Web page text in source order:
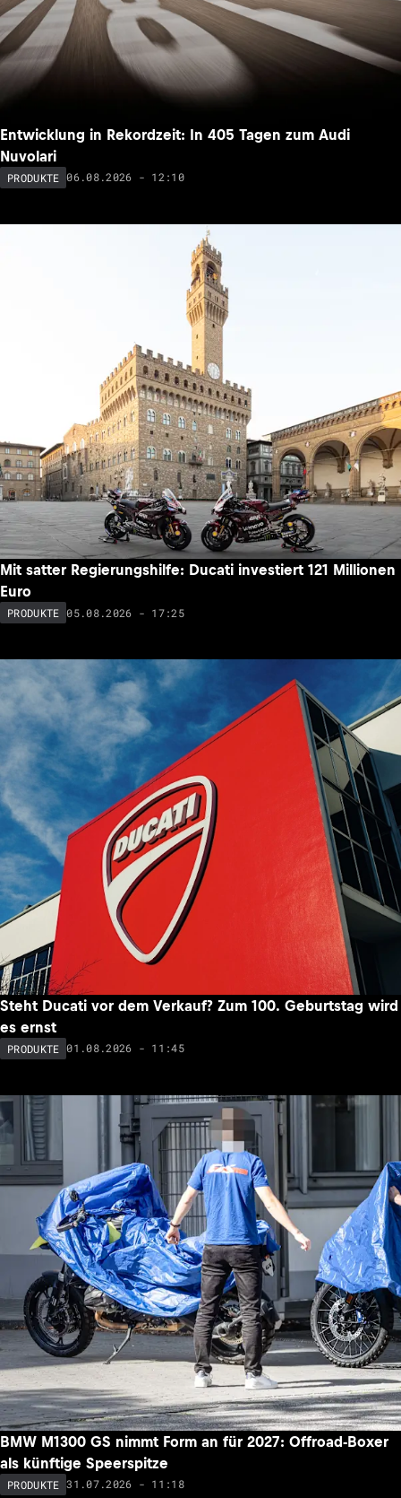
Entwicklung in Rekordzeit: In 405 Tagen zum Audi
Nuvolari
PRODUKTE 06.08.2026 - 12:10
Mit satter Regierungshilfe: Ducati investiert 121 Millionen
Euro
PRODUKTE 05.08.2026 - 17:25
Steht Ducati vor dem Verkauf? Zum 100. Geburtstag wird
es ernst
PRODUKTE 01.08.2026 - 11:45
BMW M1300 GS nimmt Form an für 2027: Offroad-Boxer
als künftige Speerspitze
PRODUKTE 31.07.2026 - 11:18